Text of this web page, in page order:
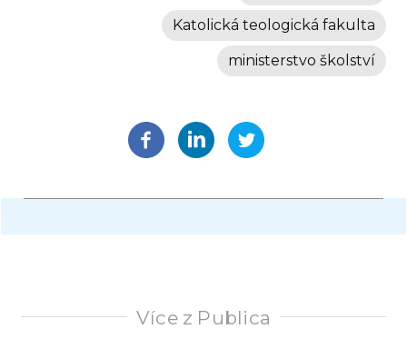
Katolická teologická fakulta
ministerstvo školství
Více z Publica